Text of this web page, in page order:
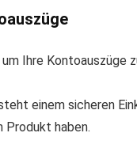
Ihre Kontoauszüge
einem sicheren
Produkt haben.